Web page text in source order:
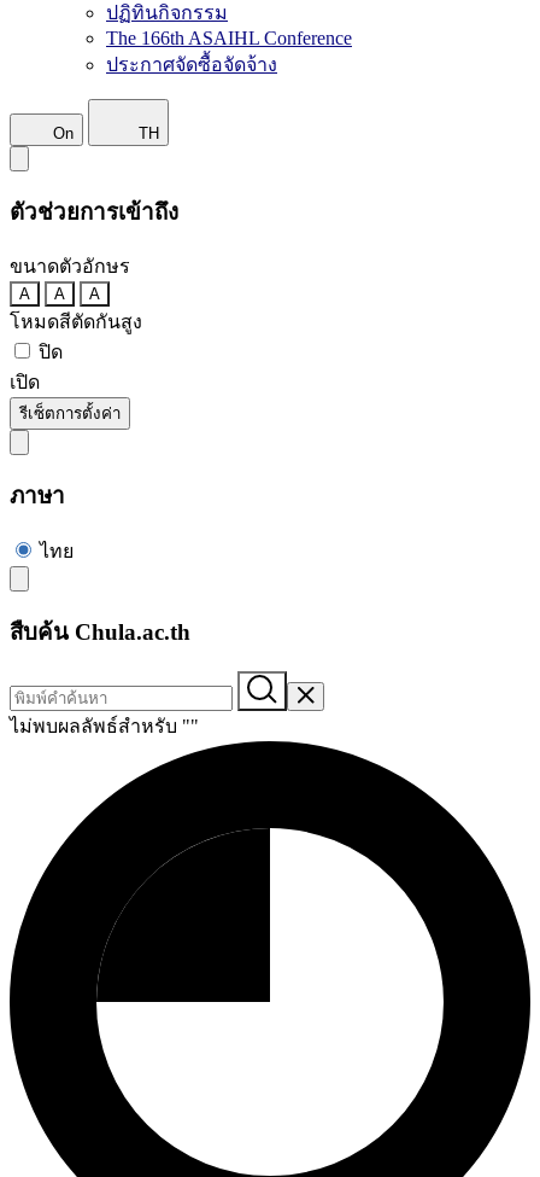
ปฏิทินกิจกรรม
The 166th ASAIHL Conference
ประกาศจัดซื้อจัดจ้าง
On TH
ตัวช่วยการเข้าถึง
ขนาดตัวอักษร
A A A
โหมดสีตัดกันสูง
ปิด
เปิด
รีเซ็ตการตั้งค่า
ภาษา
ไทย
สืบค้น Chula.ac.th
ไม่พบผลลัพธ์สำหรับ ""